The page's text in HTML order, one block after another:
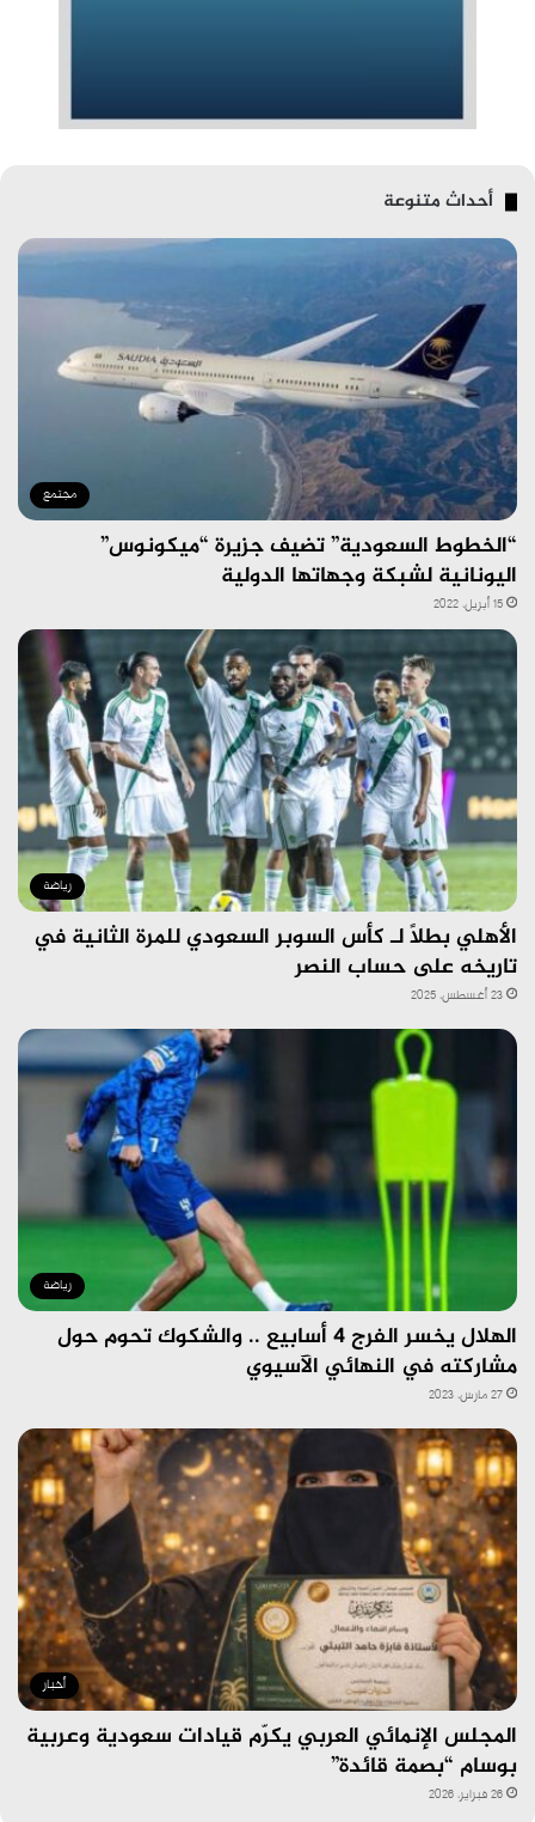
أحداث متنوعة
مجتمع
“الخطوط السعودية” تضيف جزيرة “ميكونوس”
اليونانية لشبكة وجهاتها الدولية
15 أبريل، 2022
رياضة
الأهلي بطلًا لـ كأس السوبر السعودي للمرة الثانية في
تاريخه على حساب النصر
23 أغسطس، 2025
رياضة
الهلال يخسر الفرج ٤ أسابيع .. والشكوك تحوم حول
مشاركته في النهائي الآسيوي
27 مارس، 2023
أخبار
المجلس الإنمائي العربي يكرّم قيادات سعودية وعربية
بوسام “بصمة قائدة”
26 فبراير، 2026